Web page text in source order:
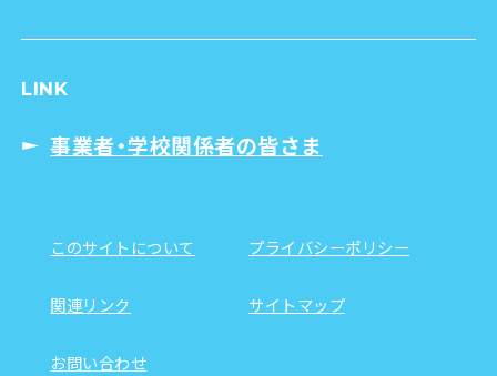
LINK
事業者・学校関係者の皆さま
このサイトについて プライバシーポリシー
関連リンク サイトマップ
お問い合わせ